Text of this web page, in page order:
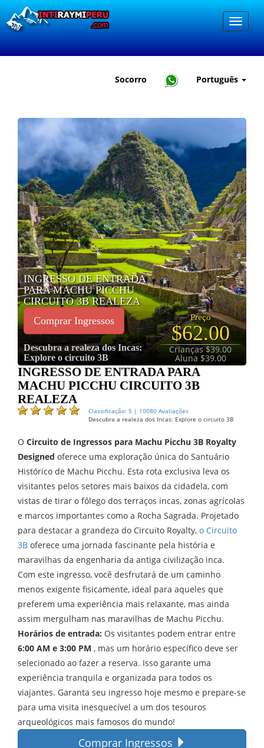
Socorro Português
INGRESSO DE ENTRADA
PARA MACHU PICCHU
CIRCUITO 3B REALEZA
Comprar Ingressos
Descubra a realeza dos Incas:
Explore o circuito 3B
Preço
$62.00
Crianças $39.00
Aluna $39.00
INGRESSO DE ENTRADA PARA
MACHU PICCHU CIRCUITO 3B
REALEZA
Classificação: 5 | 10080 Avaliações
Descubra a realeza dos Incas: Explore o circuito 3B
O Circuito de Ingressos para Machu Picchu 3B Royalty
Designed oferece uma exploração única do Santuário
Histórico de Machu Picchu. Esta rota exclusiva leva os
visitantes pelos setores mais baixos da cidadela, com
vistas de tirar o fôlego dos terraços incas, zonas agrícolas
e marcos importantes como a Rocha Sagrada. Projetado
para destacar a grandeza do Circuito Royalty, o Circuito
3B oferece uma jornada fascinante pela história e
maravilhas da engenharia da antiga civilização inca.
Com este ingresso, você desfrutará de um caminho
menos exigente fisicamente, ideal para aqueles que
preferem uma experiência mais relaxante, mas ainda
assim mergulham nas maravilhas de Machu Picchu.
Horários de entrada: Os visitantes podem entrar entre
6:00 AM e 3:00 PM , mas um horário específico deve ser
selecionado ao fazer a reserva. Isso garante uma
experiência tranquila e organizada para todos os
viajantes. Garanta seu ingresso hoje mesmo e prepare-se
para uma visita inesquecível a um dos tesouros
arqueológicos mais famosos do mundo!
Comprar Ingressos